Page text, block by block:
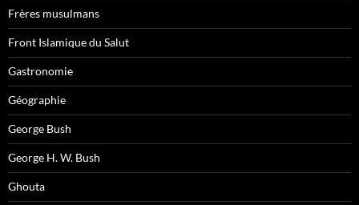
Frères musulmans
Front Islamique du Salut
Gastronomie
Géographie
George Bush
George H. W. Bush
Ghouta